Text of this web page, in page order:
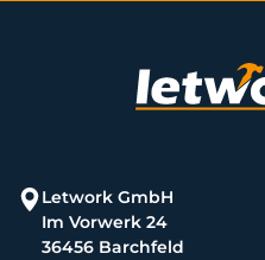
Letwork GmbH
Im Vorwerk 24
36456 Barchfeld